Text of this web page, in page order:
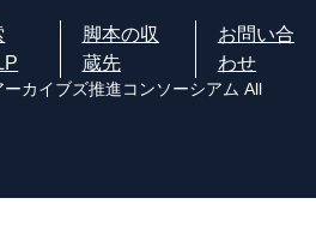
脚本の収
蔵先
お問い合
わせ
カイブズ推進コンソーシアム All